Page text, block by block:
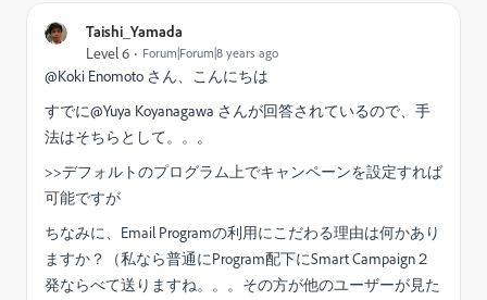
Taishi_Yamada
Level 6 Forum|Forum|8 years ago
@Koki Enomoto さん、こんにちは
すでに@Yuya Koyanagawa さんが回答されているので、手
法はそちらとして。。。
>>デフォルトのプログラム上でキャンペーンを設定すれば
可能ですが
ちなみに、Email Programの利用にこだわる理由は何かあり
ますか？（私なら普通にProgram配下にSmart Campaign２
発ならべて送りますね。。。その方が他のユーザーが見た